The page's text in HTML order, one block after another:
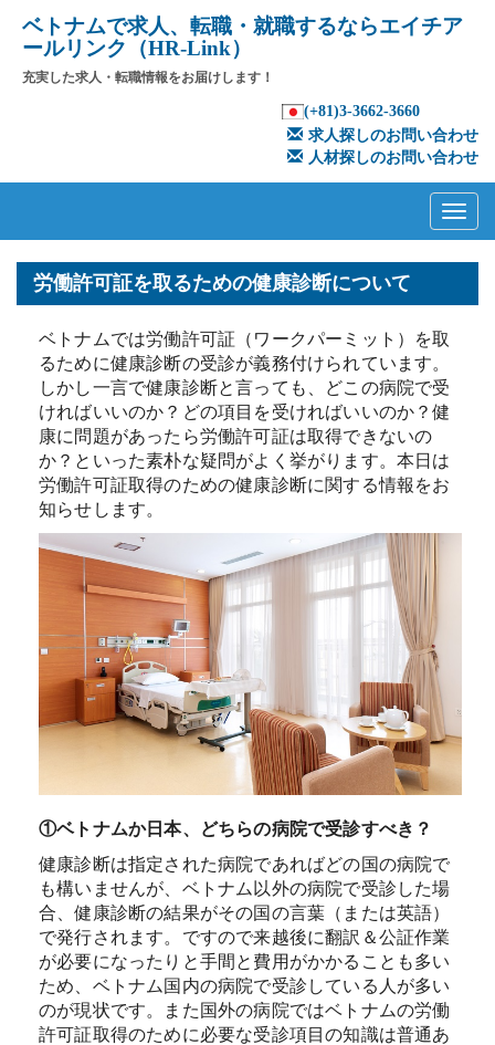
ベトナムで求人、転職・就職するならエイチア
ールリンク（HR-Link）
充実した求人・転職情報をお届けします！
(+81)3-3662-3660
求人探しのお問い合わせ
人材探しのお問い合わせ
Menu
content
労働許可証を取るための健康診断について
ベトナムでは労働許可証（ワークパーミット）を取
るために健康診断の受診が義務付けられています。
しかし一言で健康診断と言っても、どこの病院で受
ければいいのか？どの項目を受ければいいのか？健
康に問題があったら労働許可証は取得できないの
か？といった素朴な疑問がよく挙がります。本日は
労働許可証取得のための健康診断に関する情報をお
知らせします。
①ベトナムか日本、どちらの病院で受診すべき？
健康診断は指定された病院であればどの国の病院で
も構いませんが、ベトナム以外の病院で受診した場
合、健康診断の結果がその国の言葉（または英語）
で発行されます。ですので来越後に翻訳＆公証作業
が必要になったりと手間と費用がかかることも多い
ため、ベトナム国内の病院で受診している人が多い
のが現状です。また国外の病院ではベトナムの労働
許可証取得のために必要な受診項目の知識は普通あ